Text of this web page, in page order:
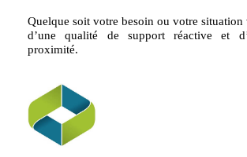
Quelque soit votre besoin ou votre situation
d’une qualité de support réactive et
proximité.